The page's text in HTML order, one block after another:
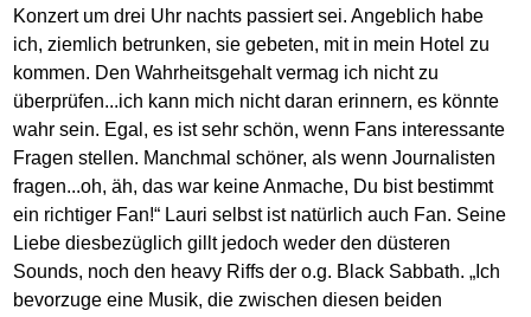
Konzert um drei Uhr nachts passiert sei. Angeblich habe
ich, ziemlich betrunken, sie gebeten, mit in mein Hotel zu
kommen. Den Wahrheitsgehalt vermag ich nicht zu
überprüfen...ich kann mich nicht daran erinnern, es könnte
wahr sein. Egal, es ist sehr schön, wenn Fans interessante
Fragen stellen. Manchmal schöner, als wenn Journalisten
fragen...oh, äh, das war keine Anmache, Du bist bestimmt
ein richtiger Fan!“ Lauri selbst ist natürlich auch Fan. Seine
Liebe diesbezüglich gillt jedoch weder den düsteren
Sounds, noch den heavy Riffs der o.g. Black Sabbath. „Ich
bevorzuge eine Musik, die zwischen diesen beiden